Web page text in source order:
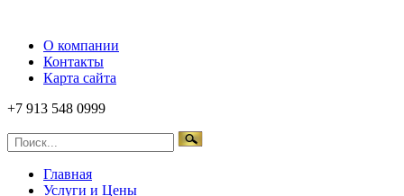
О компании
Контакты
Карта сайта
+7 913 548 0999
Главная
Услуги и Цены